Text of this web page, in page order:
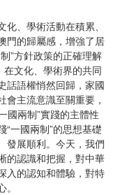
、學術活動在積累、
門的歸屬感，增強了居
”方針政策的正確理解
在文化、學術界的共同
話語權悄然回歸，家國
主流意識至關重要，
國兩制”實踐的主體性
一國兩制”的思想基礎
發展順利。今天，我們
的認識和把握，對中華
入的認知和體驗，對特